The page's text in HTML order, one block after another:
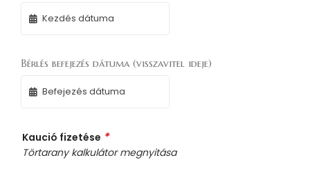
Bérlés befejezés dátuma (visszavitel ideje)
Kaució fizetése *
Törtarany kalkulátor megnyitása